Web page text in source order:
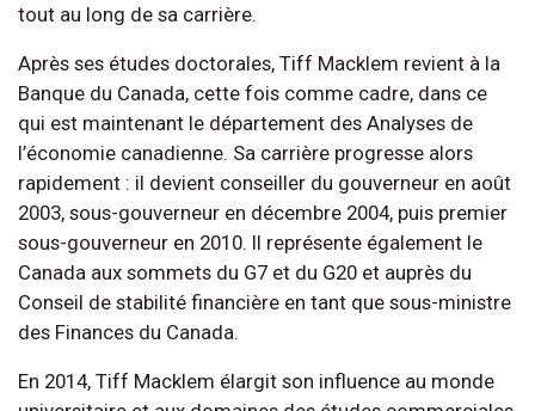
tout au long de sa carrière.
Après ses études doctorales, Tiff Macklem revient à la
Banque du Canada, cette fois comme cadre, dans ce
qui est maintenant le département des Analyses de
l’économie canadienne. Sa carrière progresse alors
rapidement : il devient conseiller du gouverneur en août
2003, sous-gouverneur en décembre 2004, puis premier
sous-gouverneur en 2010. Il représente également le
Canada aux sommets du G7 et du G20 et auprès du
Conseil de stabilité financière en tant que sous-ministre
des Finances du Canada.
En 2014, Tiff Macklem élargit son influence au monde